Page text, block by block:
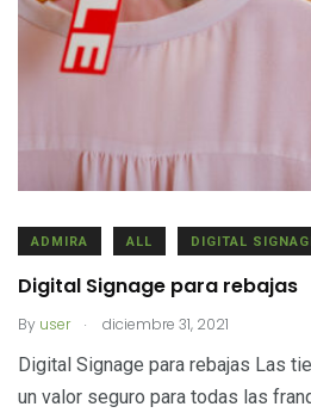
ADMIRA ALL DIGITAL
Digital Signage para rebajas
By user . diciembre 31, 2021
Digital Signage para rebajas Las
un valor seguro para todas las